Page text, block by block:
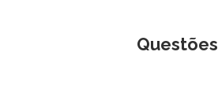
Questões